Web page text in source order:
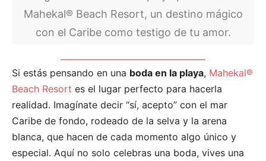
Mahekal® Beach Resort, un destino mágico
con el Caribe como testigo de tu amor.
Si estás pensando en una boda en la playa, Mahekal®
Beach Resort es el lugar perfecto para hacerla
realidad. Imagínate decir “sí, acepto” con el mar
Caribe de fondo, rodeado de la selva y la arena
blanca, que hacen de cada momento algo único y
especial. Aquí no solo celebras una boda, vives una